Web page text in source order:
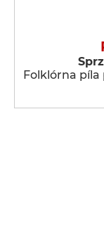
Folklórna